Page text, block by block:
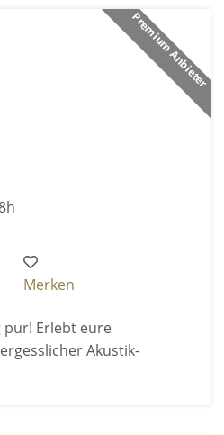
Premium Anbieter
Merken
Erlebt eure
Akustik-